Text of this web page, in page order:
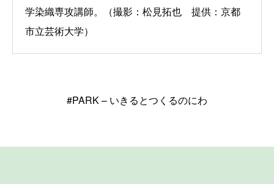
学染織専攻講師。（撮影：松見拓也 提供：京都
市立芸術大学）
#PARK – いきるとつくるのにわ